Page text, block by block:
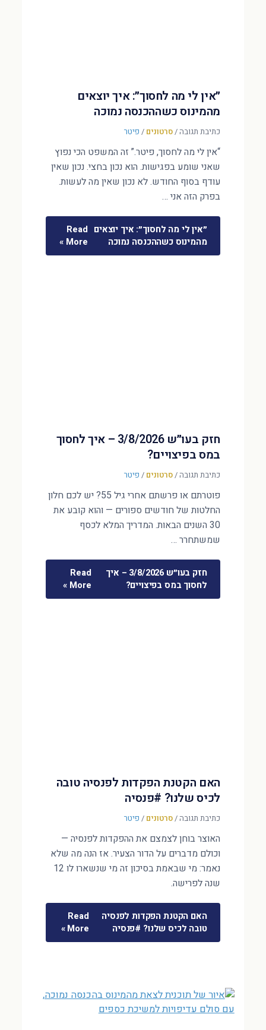
״אין לי מה לחסוך״: איך יוצאים
מהמינוס כשההכנסה נמוכה
כתיבת תגובה/סרטונים / פיטר
“אין לי מה לחסוך, פיטר.” זה המשפט הכי נפוץ
שאני שומע בפגישות. הוא נכון בחצי. נכון שאין
עודף בסוף החודש. לא נכון שאין מה לעשות.
בפרק הזה אני …
״אין לי מה לחסוך״: איך יוצאים
מהמינוס כשההכנסה נמוכה
Read
More »
חזק בעו״ש 3/8/2026 – איך לחסוך
במס בפיצויים?
כתיבת תגובה/סרטונים / פיטר
פוטרתם או פרשתם אחרי גיל 55? יש לכם חלון
החלטות של חודשים ספורים — והוא קובע את
30 השנים הבאות. המדריך המלא לכסף
שמשתחרר …
חזק בעו״ש 3/8/2026 – איך
לחסוך במס בפיצויים?
Read
More »
האם הקטנת הפקדות לפנסיה טובה
לכיס שלנו? #פנסיה
כתיבת תגובה/סרטונים / פיטר
האוצר בוחן לצמצם את ההפקדות לפנסיה —
וכולם מדברים על הדור הצעיר. אז הנה מה שלא
נאמר: מי שבאמת בסיכון זה מי שנשארו לו 12
שנה לפרישה.
האם הקטנת הפקדות לפנסיה
טובה לכיס שלנו? #פנסיה
Read
More »